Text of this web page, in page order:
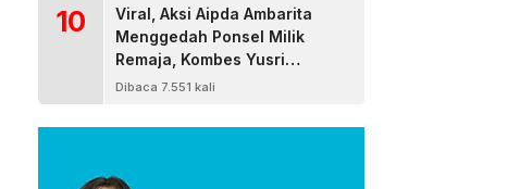
10
Viral, Aksi Aipda Ambarita
Menggedah Ponsel Milik
Remaja, Kombes Yusri
Bereaksi
Dibaca 7.551 kali